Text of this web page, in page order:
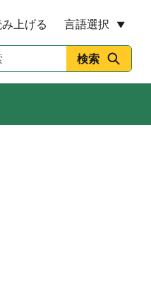
言語選択